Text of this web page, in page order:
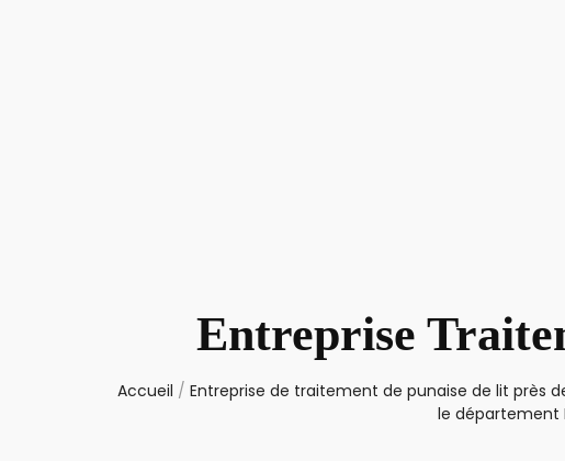
Entreprise
Accueil / Entreprise de traitement de punaise de lit près
le département